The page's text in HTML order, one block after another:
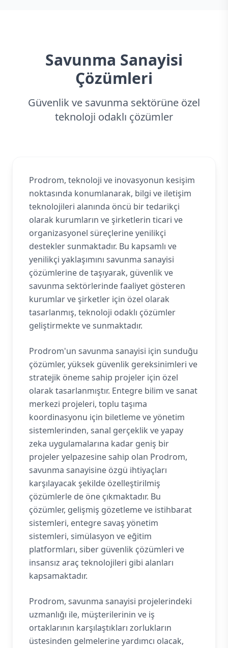
Savunma Sanayisi
Çözümleri
Güvenlik ve savunma sektörüne özel
teknoloji odaklı çözümler
Prodrom, teknoloji ve inovasyonun kesişim
noktasında konumlanarak, bilgi ve iletişim
teknolojileri alanında öncü bir tedarikçi
olarak kurumların ve şirketlerin ticari ve
organizasyonel süreçlerine yenilikçi
destekler sunmaktadır. Bu kapsamlı ve
yenilikçi yaklaşımını savunma sanayisi
çözümlerine de taşıyarak, güvenlik ve
savunma sektörlerinde faaliyet gösteren
kurumlar ve şirketler için özel olarak
tasarlanmış, teknoloji odaklı çözümler
geliştirmekte ve sunmaktadır.
Prodrom'un savunma sanayisi için sunduğu
çözümler, yüksek güvenlik gereksinimleri ve
stratejik öneme sahip projeler için özel
olarak tasarlanmıştır. Entegre bilim ve sanat
merkezi projeleri, toplu taşıma
koordinasyonu için biletleme ve yönetim
sistemlerinden, sanal gerçeklik ve yapay
zeka uygulamalarına kadar geniş bir
projeler yelpazesine sahip olan Prodrom,
savunma sanayisine özgü ihtiyaçları
karşılayacak şekilde özelleştirilmiş
çözümlerle de öne çıkmaktadır. Bu
çözümler, gelişmiş gözetleme ve istihbarat
sistemleri, entegre savaş yönetim
sistemleri, simülasyon ve eğitim
platformları, siber güvenlik çözümleri ve
insansız araç teknolojileri gibi alanları
kapsamaktadır.
Prodrom, savunma sanayisi projelerindeki
uzmanlığı ile, müşterilerinin ve iş
ortaklarının karşılaştıkları zorlukların
üstesinden gelmelerine yardımcı olacak,